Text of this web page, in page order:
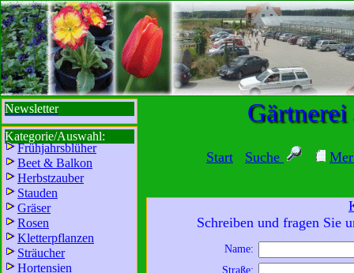
sbisbbib
Start Suche
Gärtnerei
Newsletter
Kategorie/Auswahl:
Frühjahrsblüher
Beet & Balkon
Herbstzauber
Stauden
Gräser
Rosen
Kletterpflanzen
Sträucher
Hortensien
Wir sind für Sie da:
Schreiben und fragen Sie
Name:
Straße: